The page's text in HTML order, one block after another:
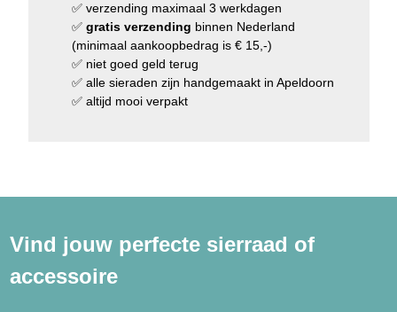
✅ verzending maximaal 3 werkdagen
✅ gratis verzending binnen Nederland
(minimaal aankoopbedrag is € 15,-)
✅ niet goed geld terug
✅ alle sieraden zijn handgemaakt in Apeldoorn
✅ altijd mooi verpakt
Vind jouw perfecte sierraad of
accessoire